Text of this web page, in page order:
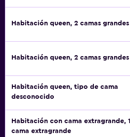
Habitación queen, 2 camas grandes
Habitación queen, 2 camas grandes
Habitación queen, tipo de cama
desconocido
Habitación con cama extragrande, 1
cama extragrande